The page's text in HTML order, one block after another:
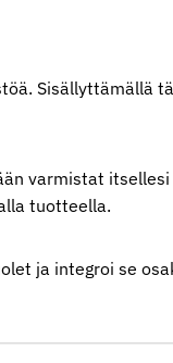
Sisällyttämällä
varmistat
tuotteella.
ja integroi se